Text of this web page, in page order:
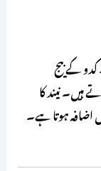
کے بیج
ہیں۔ نیند کا
اضافہ ہوتا ہے۔